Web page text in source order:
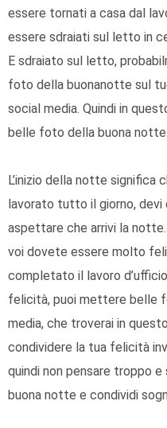
essere tornati a casa dal
essere sdraiati sul letto in
E sdraiato sul letto,
foto della buonanotte sul
social media. Quindi in
belle foto della buona notte.
L’inizio della notte significa
lavorato tutto il giorno,
aspettare che arrivi la
voi dovete essere molto
completato il lavoro
felicità, puoi mettere belle
media, che troverai in
condividere la tua felicità
quindi non pensare troppo
buona notte e condividi